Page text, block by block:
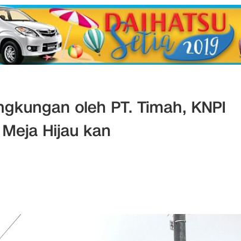
oleh PT. Timah, KNPI
Hijau kan